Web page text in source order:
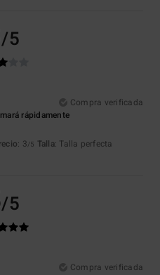
/5
Compra verificada
rápidamente
: 3/5 Talla: Talla perfecta
/5
Compra verificada